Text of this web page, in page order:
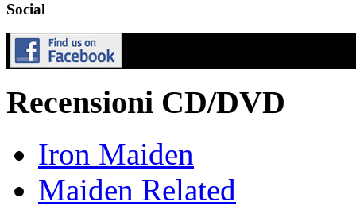
Social
Recensioni CD/DVD
Iron Maiden
Maiden Related